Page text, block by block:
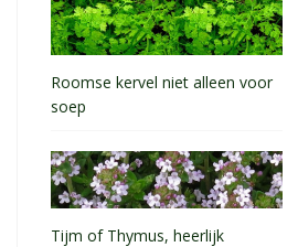
Roomse kervel niet alleen voor
soep
Tijm of Thymus, heerlijk